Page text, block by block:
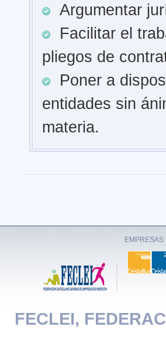
Argumentar
Facilitar el
pliegos de
Poner a
entidades sin
materia.
FECLEI,